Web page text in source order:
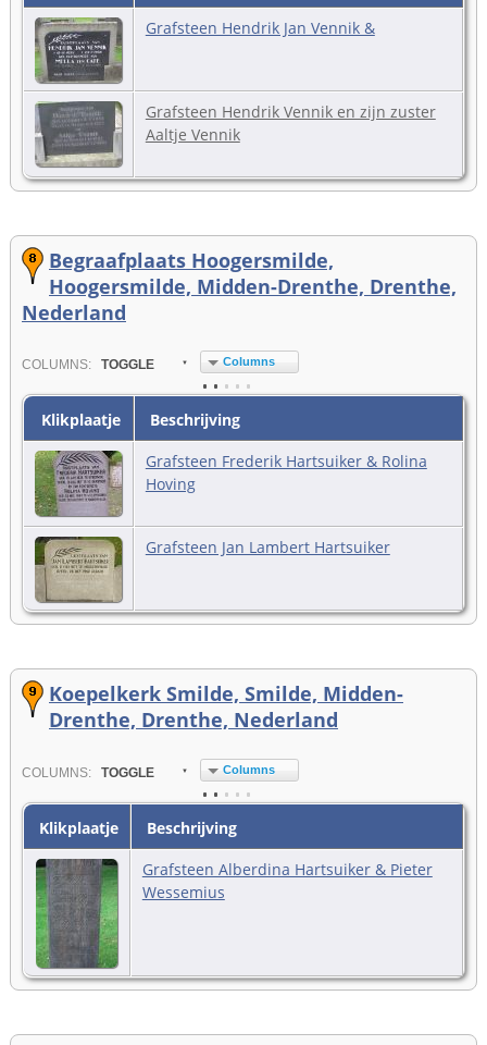
Grafsteen Hendrik Jan Vennik &
Grafsteen Hendrik Vennik en zijn zuster
Aaltje Vennik
Begraafplaats Hoogersmilde,
Hoogersmilde, Midden-Drenthe, Drenthe,
Nederland
COLUMN S: TOGGLE Columns
Klikplaatje
Beschrijving
Grafsteen Frederik Hartsuiker & Rolina
Hoving
Grafsteen Jan Lambert Hartsuiker
Koepelkerk Smilde, Smilde, Midden-
Drenthe, Drenthe, Nederland
COLUMN S: TOGGLE Columns
Klikplaatje
Beschrijving
Grafsteen Alberdina Hartsuiker & Pieter
Wessemius